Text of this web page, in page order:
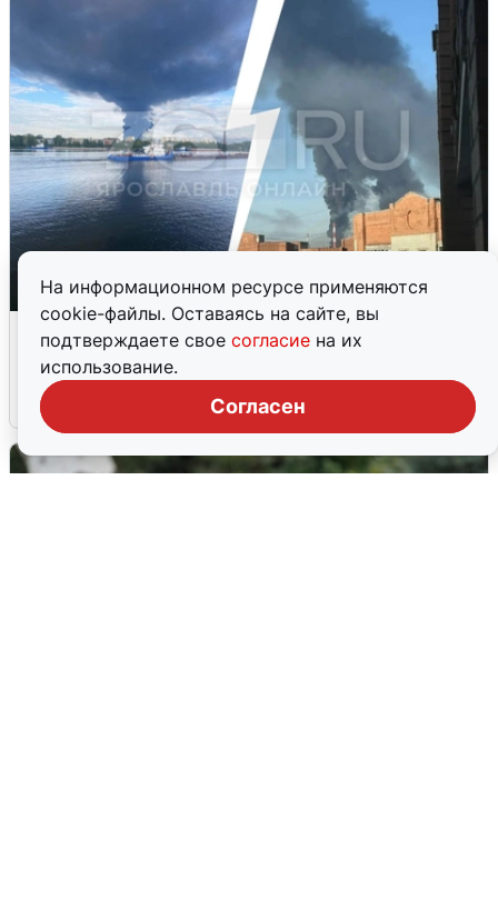
На информационном ресурсе применяются
cookie-файлы. Оставаясь на сайте, вы
подтверждаете свое согласие на их
использование.
Согласен
Ночная атака БПЛА на Ярославль:
попадания и последствия
6 августа